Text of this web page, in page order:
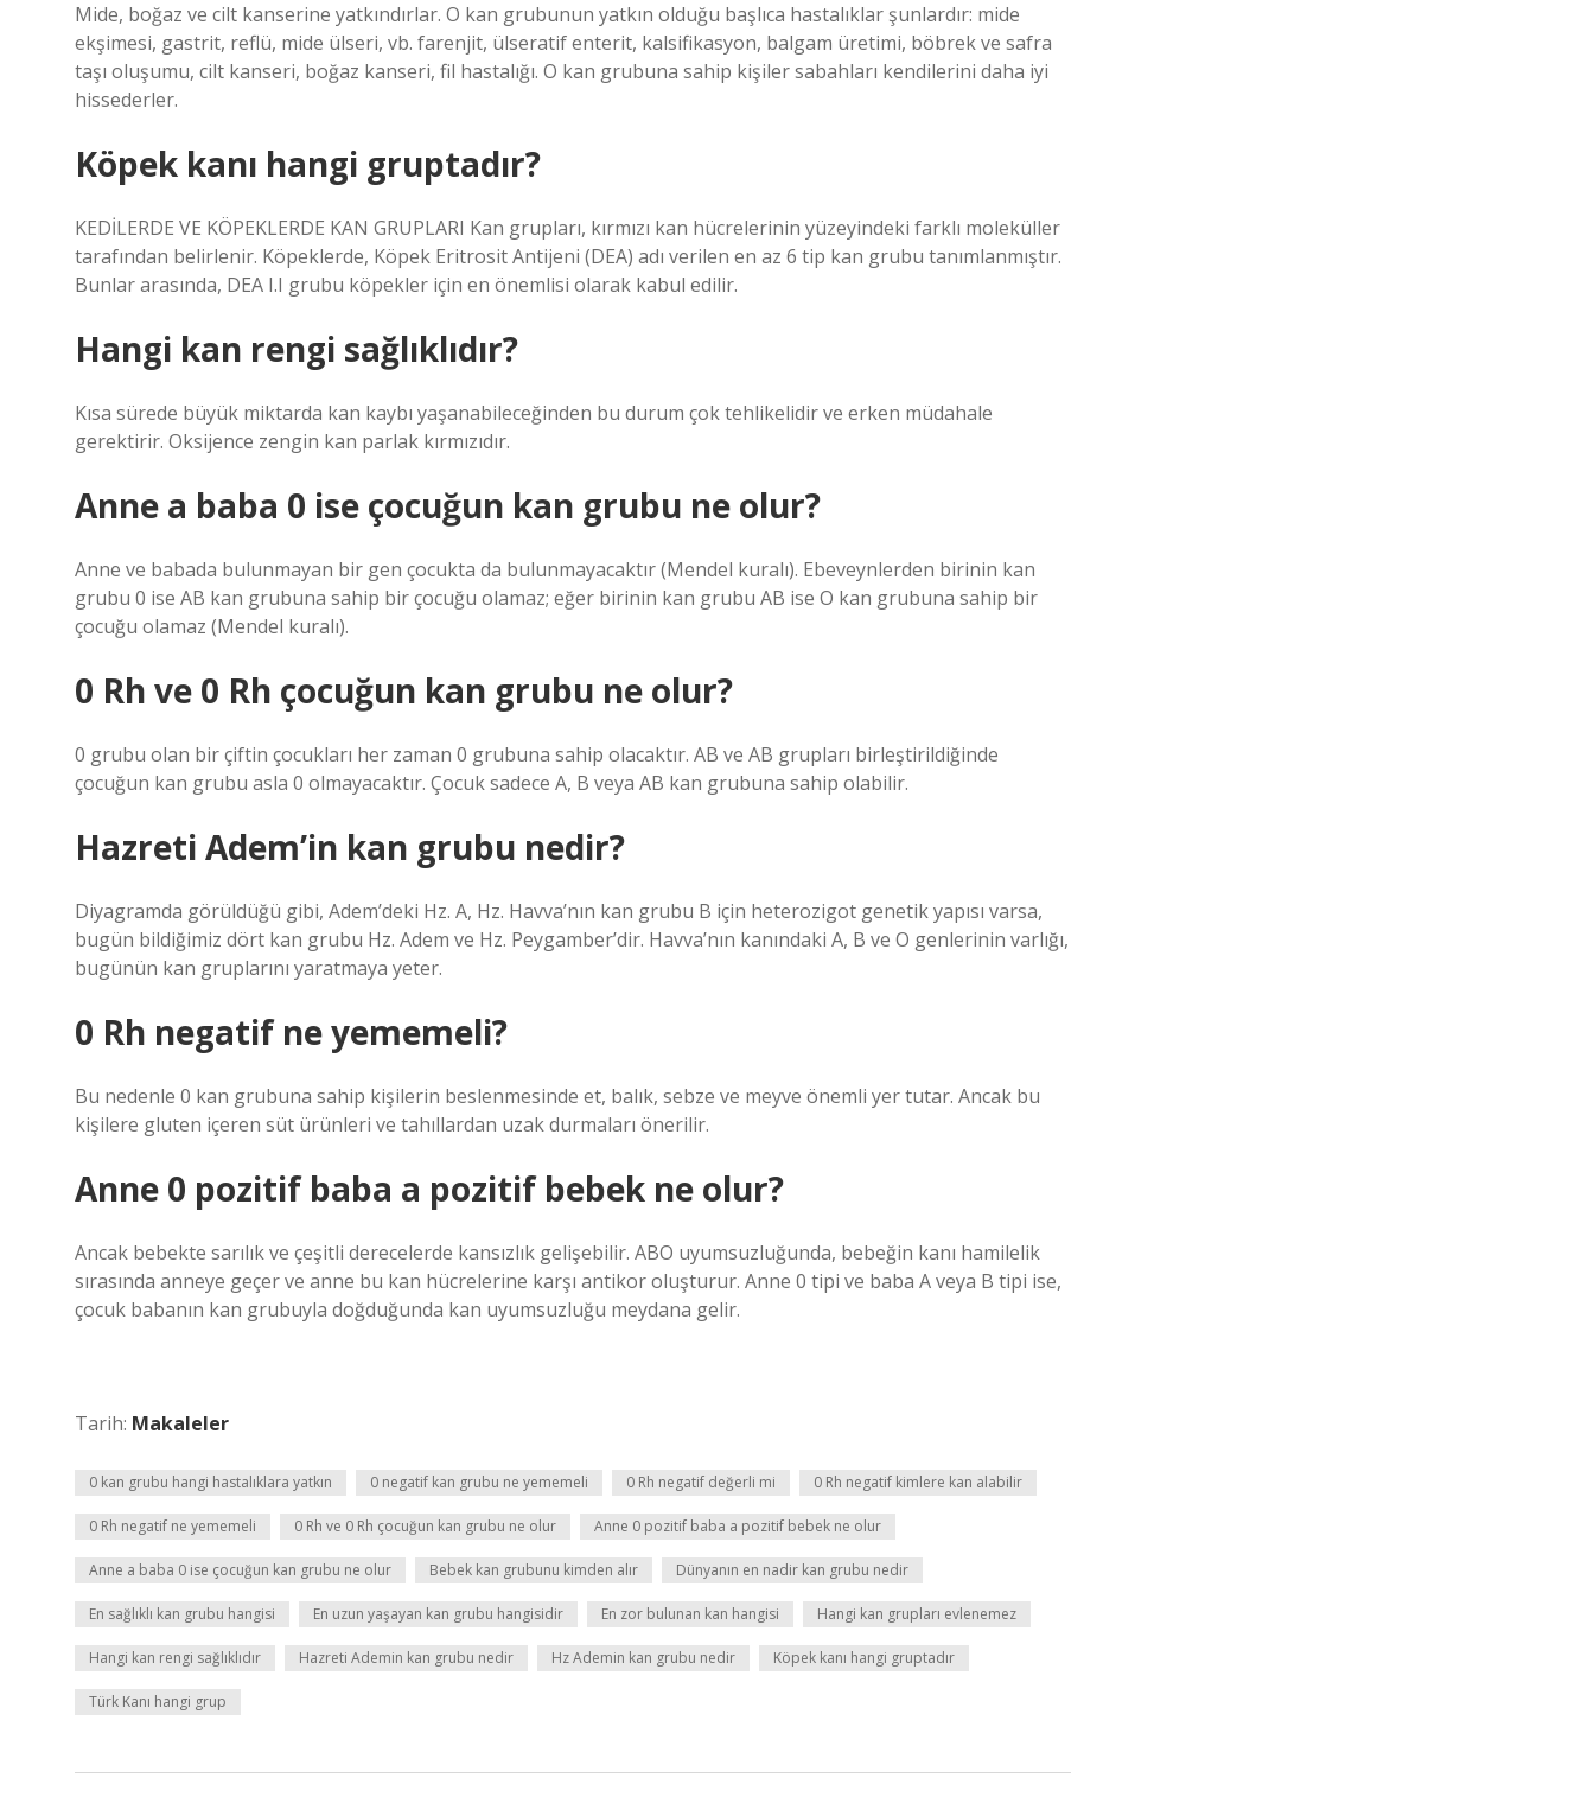
Mide, boğaz ve cilt kanserine yatkındırlar. O kan grubunun yatkın olduğu başlıca hastalıklar şunlardır: mide
ekşimesi, gastrit, reflü, mide ülseri, vb. farenjit, ülseratif enterit, kalsifikasyon, balgam üretimi, böbrek ve safra
taşı oluşumu, cilt kanseri, boğaz kanseri, fil hastalığı. O kan grubuna sahip kişiler sabahları kendilerini daha iyi
hissederler.
Köpek kanı hangi gruptadır?
KEDİLERDE VE KÖPEKLERDE KAN GRUPLARI Kan grupları, kırmızı kan hücrelerinin yüzeyindeki farklı moleküller
tarafından belirlenir. Köpeklerde, Köpek Eritrosit Antijeni (DEA) adı verilen en az 6 tip kan grubu tanımlanmıştır.
Bunlar arasında, DEA I.I grubu köpekler için en önemlisi olarak kabul edilir.
Hangi kan rengi sağlıklıdır?
Kısa sürede büyük miktarda kan kaybı yaşanabileceğinden bu durum çok tehlikelidir ve erken müdahale
gerektirir. Oksijence zengin kan parlak kırmızıdır.
Anne a baba 0 ise çocuğun kan grubu ne olur?
Anne ve babada bulunmayan bir gen çocukta da bulunmayacaktır (Mendel kuralı). Ebeveynlerden birinin kan
grubu 0 ise AB kan grubuna sahip bir çocuğu olamaz; eğer birinin kan grubu AB ise O kan grubuna sahip bir
çocuğu olamaz (Mendel kuralı).
0 Rh ve 0 Rh çocuğun kan grubu ne olur?
0 grubu olan bir çiftin çocukları her zaman 0 grubuna sahip olacaktır. AB ve AB grupları birleştirildiğinde
çocuğun kan grubu asla 0 olmayacaktır. Çocuk sadece A, B veya AB kan grubuna sahip olabilir.
Hazreti Adem’in kan grubu nedir?
Diyagramda görüldüğü gibi, Adem’deki Hz. A, Hz. Havva’nın kan grubu B için heterozigot genetik yapısı varsa,
bugün bildiğimiz dört kan grubu Hz. Adem ve Hz. Peygamber’dir. Havva’nın kanındaki A, B ve O genlerinin varlığı,
bugünün kan gruplarını yaratmaya yeter.
0 Rh negatif ne yememeli?
Bu nedenle 0 kan grubuna sahip kişilerin beslenmesinde et, balık, sebze ve meyve önemli yer tutar. Ancak bu
kişilere gluten içeren süt ürünleri ve tahıllardan uzak durmaları önerilir.
Anne 0 pozitif baba a pozitif bebek ne olur?
Ancak bebekte sarılık ve çeşitli derecelerde kansızlık gelişebilir. ABO uyumsuzluğunda, bebeğin kanı hamilelik
sırasında anneye geçer ve anne bu kan hücrelerine karşı antikor oluşturur. Anne 0 tipi ve baba A veya B tipi ise,
çocuk babanın kan grubuyla doğduğunda kan uyumsuzluğu meydana gelir.
Tarih: Makaleler
0 kan grubu hangi hastalıklara yatkın 0 negatif kan grubu ne yememeli 0 Rh negatif değerli mi 0 Rh negatif kimlere kan alabilir
0 Rh negatif ne yememeli 0 Rh ve 0 Rh çocuğun kan grubu ne olur Anne 0 pozitif baba a pozitif bebek ne olur
Anne a baba 0 ise çocuğun kan grubu ne olur Bebek kan grubunu kimden alır Dünyanın en nadir kan grubu nedir
En sağlıklı kan grubu hangisi En uzun yaşayan kan grubu hangisidir En zor bulunan kan hangisi Hangi kan grupları evlenemez
Hangi kan rengi sağlıklıdır Hazreti Ademin kan grubu nedir Hz Ademin kan grubu nedir Köpek kanı hangi gruptadır
Türk Kanı hangi grup